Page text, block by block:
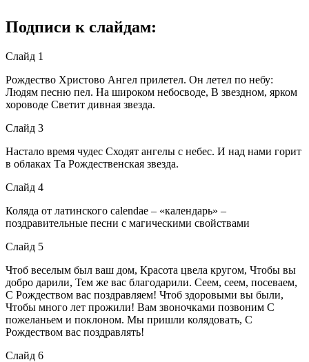
Подписи к слайдам:
Слайд 1
Рождество Христово Ангел прилетел. Он летел по небу:
Людям песню пел. На широком небосводе, В звездном, ярком
хороводе Светит дивная звезда.
Слайд 3
Настало время чудес Сходят ангелы с небес. И над нами горит
в облаках Та Рождественская звезда.
Слайд 4
Коляда от латинского calendae – «календарь» –
поздравительные песни с магическими свойствами
Слайд 5
Чтоб веселым был ваш дом, Красота цвела кругом, Чтобы вы
добро дарили, Тем же вас благодарили. Сеем, сеем, посеваем,
С Рождеством вас поздравляем! Чтоб здоровыми вы были,
Чтобы много лет прожили! Вам звоночками позвоним С
пожеланьем и поклоном. Мы пришли колядовать, С
Рождеством вас поздравлять!
Слайд 6